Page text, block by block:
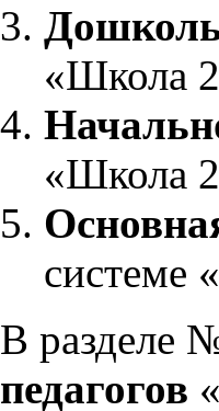
«Школа
«Школа
системе
В разделе
педагогов